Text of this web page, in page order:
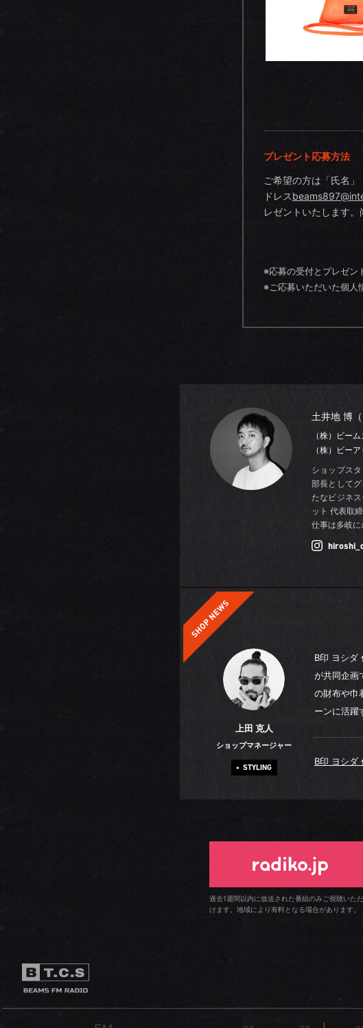
プレゼント応募方法
ご希望の方は「氏名
ドレス
レゼントいたします。
※応募の受付とプレゼン
※ご応募いただいた個人
土井地 博
（株）ビー
（株）ビー
ショップス
部長として
たなビジネ
ット 代表取
仕事は多岐に
上田 克人
ショップマネージャー
STYLING
B印 ヨシダ
が共同企画
の財布や巾
ーンに活躍
B印 ヨシダ
過去1週間以内に放送された番組のみご視聴いただ
けます。地域により有料となる場合があります。